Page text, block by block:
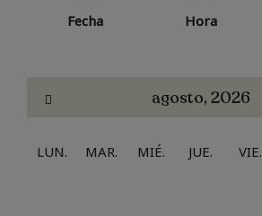
Fecha Hora
agosto, 2026
LUN. MAR. MIÉ. JUE. VIE.